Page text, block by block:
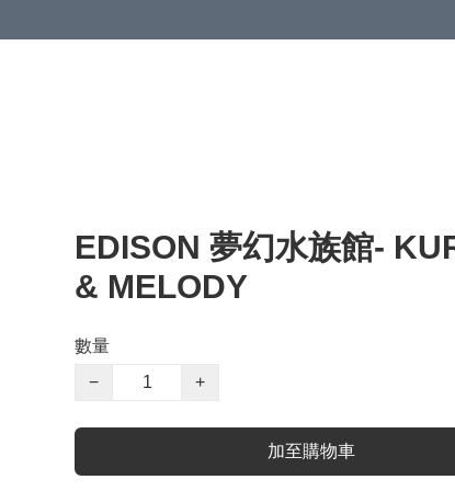
EDISON 夢幻水族館-
& MELODY
數量
−
+
加至購物車